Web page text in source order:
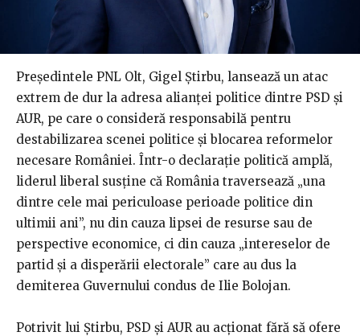
Președintele PNL Olt, Gigel Știrbu, lansează un atac
extrem de dur la adresa alianței politice dintre PSD și
AUR, pe care o consideră responsabilă pentru
destabilizarea scenei politice și blocarea reformelor
necesare României. Într-o declarație politică amplă,
liderul liberal susține că România traversează „una
dintre cele mai periculoase perioade politice din
ultimii ani”, nu din cauza lipsei de resurse sau de
perspective economice, ci din cauza „intereselor de
partid și a disperării electorale” care au dus la
demiterea Guvernului condus de Ilie Bolojan.
Potrivit lui Știrbu, PSD și AUR au acționat fără să ofere